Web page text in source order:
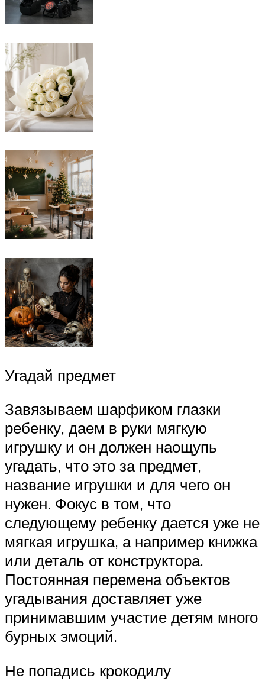
Угадай предмет
Завязываем шарфиком глазки
ребенку, даем в руки мягкую
игрушку и он должен наощупь
угадать, что это за предмет,
название игрушки и для чего он
нужен. Фокус в том, что
следующему ребенку дается уже не
мягкая игрушка, а например книжка
или деталь от конструктора.
Постоянная перемена объектов
угадывания доставляет уже
принимавшим участие детям много
бурных эмоций.
Не попадись крокодилу